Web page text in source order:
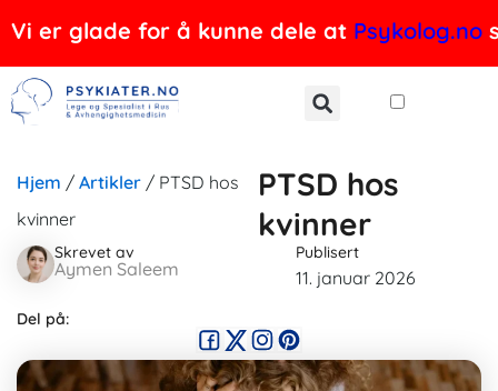
Hopp
til
innholdet
Vi er glade for å kunne dele at Psykolog.no
Hjem / Artikler / PTSD hos
kvinner
PTSD hos
kvinner
Skrevet av
Aymen Saleem
Publisert
11. januar 2026
Del på: